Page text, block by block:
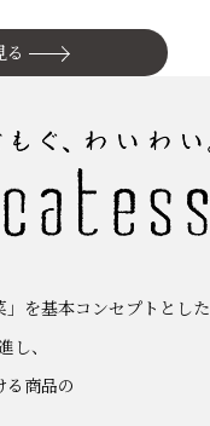
る
を基本コンセプトとした
、
る商品の